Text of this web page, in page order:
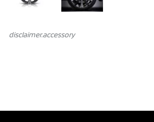
disclaimer.аccessory